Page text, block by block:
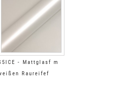
- Mattglasf m
Raureifef